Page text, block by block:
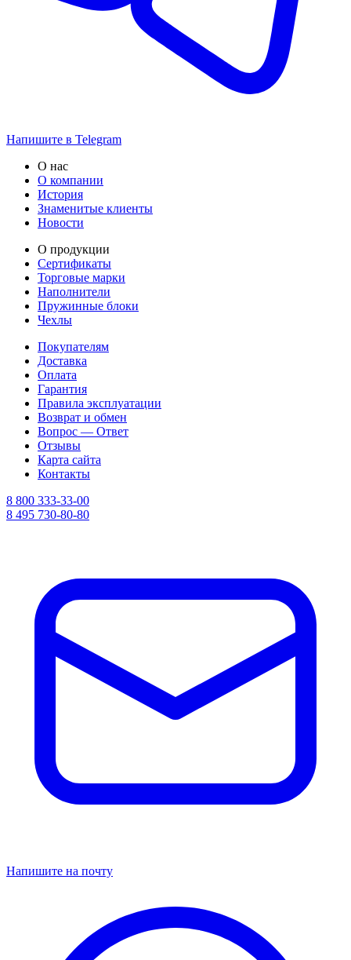
Напишите в Telegram
О нас
О компании
История
Знаменитые клиенты
Новости
О продукции
Сертификаты
Торговые марки
Наполнители
Пружинные блоки
Чехлы
Покупателям
Доставка
Оплата
Гарантия
Правила эксплуатации
Возврат и обмен
Вопрос — Ответ
Отзывы
Карта сайта
Контакты
8 800 333-33-00
8 495 730-80-80
Напишите на почту